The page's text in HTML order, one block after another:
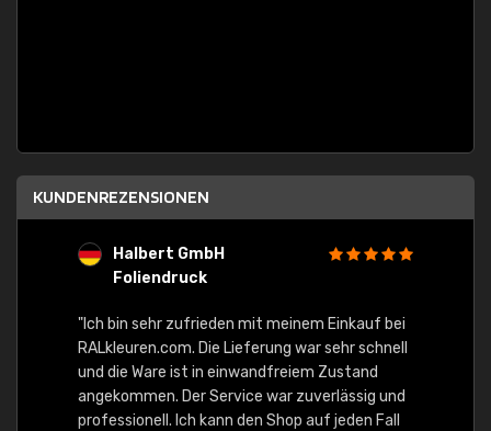
KUNDENREZENSIONEN
Halbert GmbH
Foliendruck
"Ich bin sehr zufrieden mit meinem Einkauf bei
RALkleuren.com. Die Lieferung war sehr schnell
und die Ware ist in einwandfreiem Zustand
angekommen. Der Service war zuverlässig und
professionell. Ich kann den Shop auf jeden Fall